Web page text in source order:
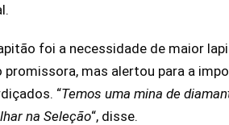
foi a necessidade de maior
mas alertou para a
“Temos uma mina de
na Seleção“, disse.